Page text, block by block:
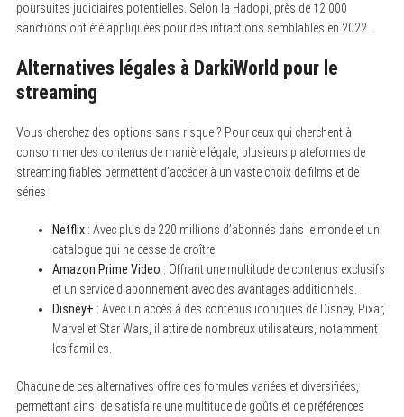
poursuites judiciaires potentielles. Selon la Hadopi, près de 12 000
sanctions ont été appliquées pour des infractions semblables en 2022.
Alternatives légales à DarkiWorld pour le
streaming
Vous cherchez des options sans risque ? Pour ceux qui cherchent à
consommer des contenus de manière légale, plusieurs plateformes de
streaming fiables permettent d’accéder à un vaste choix de films et de
séries :
Netflix: Avec plus de 220 millions d’abonnés dans le monde et un
catalogue qui ne cesse de croître.
Amazon Prime Video : Offrant une multitude de contenus exclusifs
et un service d’abonnement avec des avantages additionnels.
Disney+ : Avec un accès à des contenus iconiques de Disney, Pixar,
Marvel et Star Wars, il attire de nombreux utilisateurs, notamment
les familles.
Chacune de ces alternatives offre des formules variées et diversifiées,
permettant ainsi de satisfaire une multitude de goûts et de préférences